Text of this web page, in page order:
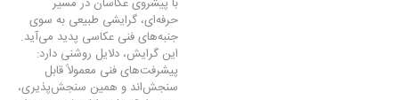
حرفه‌ای، گرایشی طبیعی به سوی
جنبه‌های فنی عکاسی پدید می‌آید.
این گرایش، دلایل روشنی دارد:
پیشرفت‌های فنی معمولاً قابل
سنجش‌اند و همین سنجش‌پذیری،